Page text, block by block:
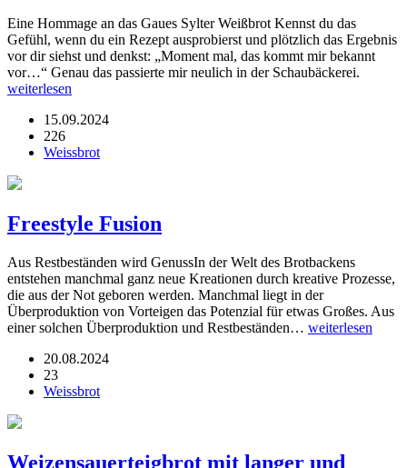
Eine Hommage an das Gaues Sylter Weißbrot Kennst du das
Gefühl, wenn du ein Rezept ausprobierst und plötzlich das Ergebnis
vor dir siehst und denkst: „Moment mal, das kommt mir bekannt
vor…“ Genau das passierte mir neulich in der Schaubäckerei.
weiterlesen
15.09.2024
226
Weissbrot
Freestyle Fusion
Aus Restbeständen wird GenussIn der Welt des Brotbackens
entstehen manchmal ganz neue Kreationen durch kreative Prozesse,
die aus der Not geboren werden. Manchmal liegt in der
Überproduktion von Vorteigen das Potenzial für etwas Großes. Aus
einer solchen Überproduktion und Restbeständen… weiterlesen
20.08.2024
23
Weissbrot
Weizensauerteigbrot mit langer und